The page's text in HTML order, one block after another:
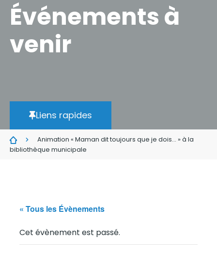
Événements à
venir
Liens rapides
Animation « Maman dit toujours que je dois… » à la
bibliothèque municipale
« Tous les Évènements
Cet évènement est passé.